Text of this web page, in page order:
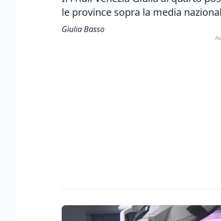
le province sopra la media
Giulia Basso